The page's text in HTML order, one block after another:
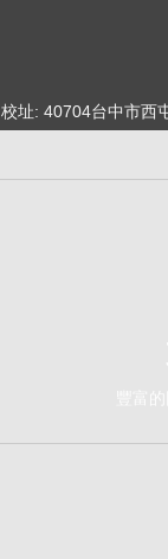
校址: 40704台中市西
豐富